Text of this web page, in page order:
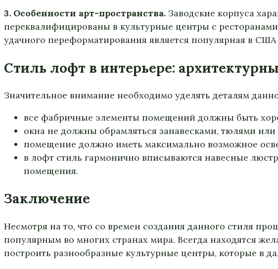
3. Особенности арт-пространства. Заводские корпуса
переквалифицированы в культурные центры с
удачного переформатирования является популярная в
Стиль лофт в интерьере:
Значительное внимание необходимо уделять деталям
все фабричные элементы помещений должны быть
окна не должны обрамляться занавесками, тюлями
помещение должно иметь максимально возможное
в лофт стиль гармонично вписываются навесные
помещения.
Заключение
Несмотря на то, что со времен создания данного стиля
популярным во многих странах мира. Всегда находятся
построить разнообразные культурные центры, которые в